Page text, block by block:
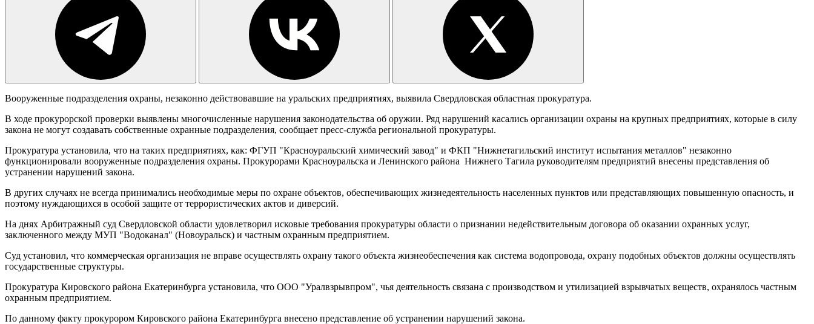
Вооруженные подразделения охраны, незаконно действовавшие на уральских предприятиях, выявила Свердловская областная прокуратура.
В ходе прокурорской проверки выявлены многочисленные нарушения законодательства об оружии. Ряд нарушений касались организации охраны на крупных предприятиях, которые в силу
закона не могут создавать собственные охранные подразделения, сообщает пресс-служба региональной прокуратуры.
Прокуратура установила, что на таких предприятиях, как: ФГУП "Красноуральский химический завод" и ФКП "Нижнетагильский институт испытания металлов" незаконно
функционировали вооруженные подразделения охраны. Прокурорами Красноуральска и Ленинского района Нижнего Тагила руководителям предприятий внесены представления об
устранении нарушений закона.
В других случаях не всегда принимались необходимые меры по охране объектов, обеспечивающих жизнедеятельность населенных пунктов или представляющих повышенную опасность, и
поэтому нуждающихся в особой защите от террористических актов и диверсий.
На днях Арбитражный суд Свердловской области удовлетворил исковые требования прокуратуры области о признании недействительным договора об оказании охранных услуг,
заключенного между МУП "Водоканал" (Новоуральск) и частным охранным предприятием.
Суд установил, что коммерческая организация не вправе осуществлять охрану такого объекта жизнеобеспечения как система водопровода, охрану подобных объектов должны осуществлять
государственные структуры.
Прокуратура Кировского района Екатеринбурга установила, что ООО "Уралвзрывпром", чья деятельность связана с производством и утилизацией взрывчатых веществ, охранялось частным
охранным предприятием.
По данному факту прокурором Кировского района Екатеринбурга внесено представление об устранении нарушений закона.